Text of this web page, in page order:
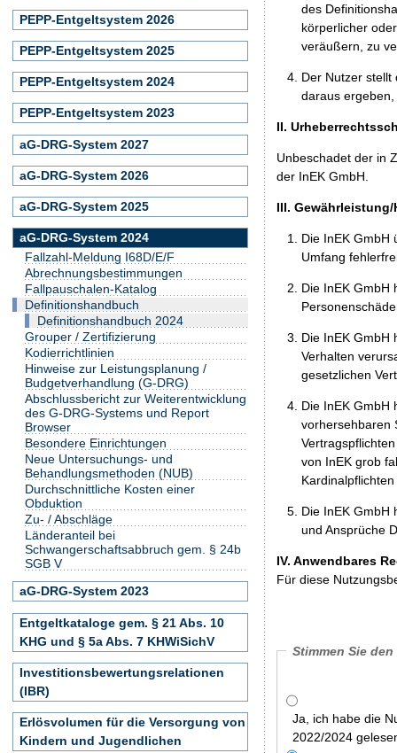
des
körperlicher
veräußern, zu
Der Nutzer stellt
daraus
II.
Unbeschadet der in
der InEK GmbH.
III.
Die InEK GmbH
Umfang
Die InEK GmbH
Die InEK GmbH
Verhalten
gesetzlichen
Die InEK GmbH
vorhersehbaren
von InEK grob
Die InEK GmbH
und Ansprüche
IV. Anwendbares
Für diese
Stimmen Sie
Ja, ich habe die
2022/2024
PEPP-Entgeltsystem 2026
PEPP-Entgeltsystem 2025
PEPP-Entgeltsystem 2024
PEPP-Entgeltsystem 2023
aG-DRG-System 2027
aG-DRG-System 2026
aG-DRG-System 2025
aG-DRG-System 2024
Fallzahl-Meldung I68D/E/F
Abrechnungsbestimmungen
Fallpauschalen-Katalog
Definitionshandbuch
Definitionshandbuch 2024
Grouper / Zertifizierung
Kodierrichtlinien
Hinweise zur Leistungsplanung /
Budgetverhandlung (G-DRG)
Abschlussbericht zur Weiterentwicklung
des G-DRG-Systems und Report
Browser
Besondere Einrichtungen
Neue Untersuchungs- und
Behandlungsmethoden (NUB)
Durchschnittliche Kosten einer
Obduktion
Zu- / Abschläge
Länderanteil bei
Schwangerschaftsabbruch gem. § 24b
SGB V
aG-DRG-System 2023
Entgeltkataloge gem. § 21 Abs. 10
KHG und § 5a Abs. 7 KHWiSichV
Investitionsbewertungsrelationen
(IBR)
Erlösvolumen für die Versorgung von
Kindern und Jugendlichen